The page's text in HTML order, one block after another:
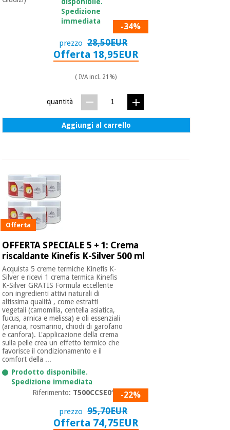
Spedizione
immediata
-34%
prezzo 28,50EUR
Offerta 18,95EUR
( IVA incl. 21%)
quantità
Aggiungi al carrello
Offerta
OFFERTA SPECIALE 5 + 1: Crema
riscaldante Kinefis K-Silver 500 ml
Acquista 5 creme termiche Kinefis K-
Silver e ricevi 1 crema termica Kinefis
K-Silver GRATIS Formula eccellente
con ingredienti attivi naturali di
altissima qualità , come estratti
vegetali (camomilla, centella asiatica,
fucus, arnica e melissa) e oli essenziali
(arancia, rosmarino, chiodi di garofano
e canfora). L'applicazione della crema
sulla pelle crea un effetto termico che
favorisce il condizionamento e il
comfort della ...
Prodotto disponibile.
Spedizione immediata
Riferimento: T500CCSE0197-22%
prezzo 95,70EUR
Offerta 74,75EUR